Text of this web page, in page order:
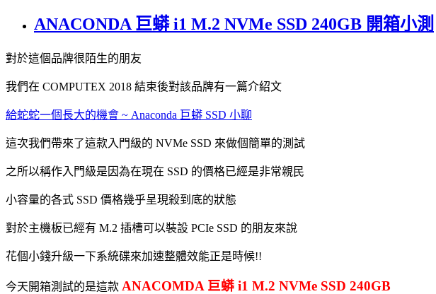
ANACONDA 巨蟒 i1 M.2 NVMe SSD 240GB 開箱小測
對於這個品牌很陌生的朋友
我們在 COMPUTEX 2018 結束後對該品牌有一篇介紹文
給蛇蛇一個長大的機會 ~ Anaconda 巨蟒 SSD 小聊
這次我們帶來了這款入門級的 NVMe SSD 來做個簡單的測試
之所以稱作入門級是因為在現在 SSD 的價格已經是非常親民
小容量的各式 SSD 價格幾乎呈現殺到底的狀態
對於主機板已經有 M.2 插槽可以裝設 PCIe SSD 的朋友來說
花個小錢升級一下系統碟來加速整體效能正是時候!!
今天開箱測試的是這款 ANACOMDA 巨蟒 i1 M.2 NVMe SSD 240GB